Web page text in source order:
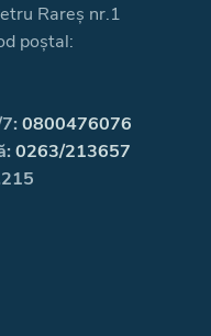
Rareș nr.1
poștal:
0800476076
0263/213657